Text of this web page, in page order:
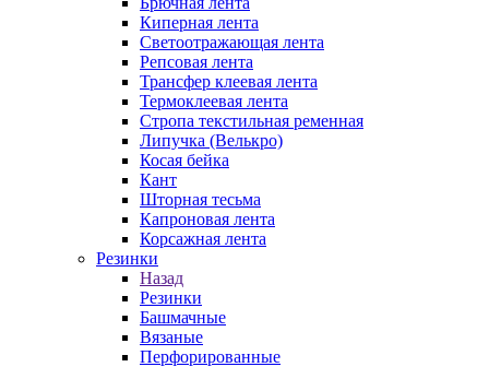
Киперная лента
Светоотражающая лента
Репсовая лента
Трансфер клеевая лента
Термоклеевая лента
Стропа текстильная ременная
Липучка (Велькро)
Косая бейка
Кант
Шторная тесьма
Капроновая лента
Корсажная лента
Резинки
Назад
Резинки
Башмачные
Вязаные
Перфорированные